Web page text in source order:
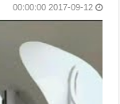
2017-09-12 00:00:00